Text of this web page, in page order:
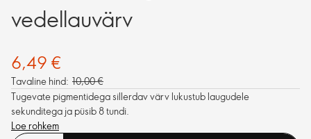
vedellauvärv
6,49 €
Tavaline hind: 10,00 €
Tugevate pigmentidega sillerdav värv lukustub laugudele
sekunditega ja püsib 8 tundi.
Loe rohkem